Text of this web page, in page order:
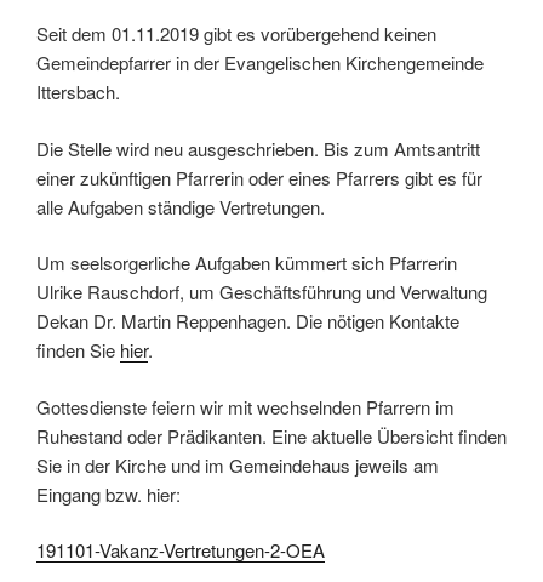
Seit dem 01.11.2019 gibt es vorübergehend keinen
Gemeindepfarrer in der Evangelischen Kirchengemeinde
Ittersbach.
Die Stelle wird neu ausgeschrieben. Bis zum Amtsantritt
einer zukünftigen Pfarrerin oder eines Pfarrers gibt es für
alle Aufgaben ständige Vertretungen.
Um seelsorgerliche Aufgaben kümmert sich Pfarrerin
Ulrike Rauschdorf, um Geschäftsführung und Verwaltung
Dekan Dr. Martin Reppenhagen. Die nötigen Kontakte
finden Sie hier.
Gottesdienste feiern wir mit wechselnden Pfarrern im
Ruhestand oder Prädikanten. Eine aktuelle Übersicht finden
Sie in der Kirche und im Gemeindehaus jeweils am
Eingang bzw. hier:
191101-Vakanz-Vertretungen-2-OEA